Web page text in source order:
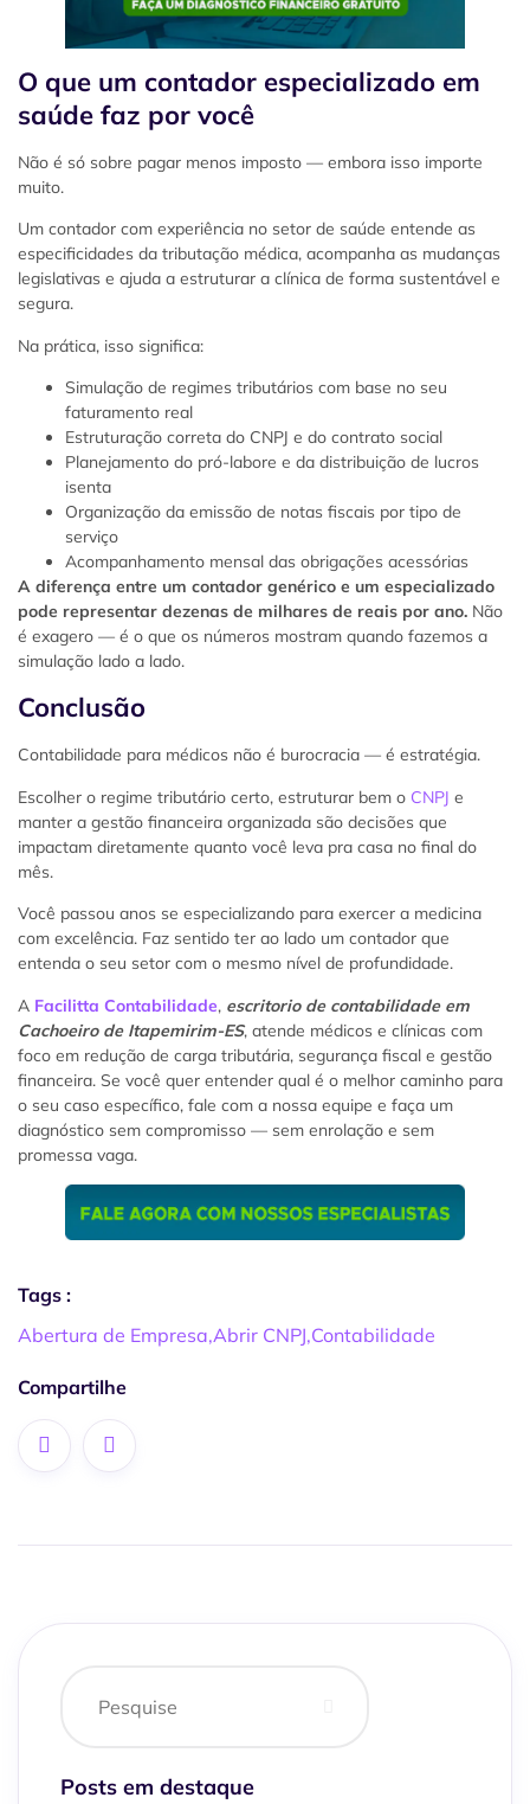
O que um contador especializado em
saúde faz por você
Não é só sobre pagar menos imposto — embora isso importe
muito.
Um contador com experiência no setor de saúde entende as
especificidades da tributação médica, acompanha as mudanças
legislativas e ajuda a estruturar a clínica de forma sustentável e
segura.
Na prática, isso significa:
Simulação de regimes tributários com base no seu
faturamento real
Estruturação correta do CNPJ e do contrato social
Planejamento do pró-labore e da distribuição de lucros
isenta
Organização da emissão de notas fiscais por tipo de
serviço
Acompanhamento mensal das obrigações acessórias
A diferença entre um contador genérico e um especializado
pode representar dezenas de milhares de reais por ano. Não
é exagero — é o que os números mostram quando fazemos a
simulação lado a lado.
Conclusão
Contabilidade para médicos não é burocracia — é estratégia.
Escolher o regime tributário certo, estruturar bem o CNPJ e
manter a gestão financeira organizada são decisões que
impactam diretamente quanto você leva pra casa no final do
mês.
Você passou anos se especializando para exercer a medicina
com excelência. Faz sentido ter ao lado um contador que
entenda o seu setor com o mesmo nível de profundidade.
A Facilitta Contabilidade, escritorio de contabilidade em
Cachoeiro de Itapemirim-ES, atende médicos e clínicas com
foco em redução de carga tributária, segurança fiscal e gestão
financeira. Se você quer entender qual é o melhor caminho para
o seu caso específico, fale com a nossa equipe e faça um
diagnóstico sem compromisso — sem enrolação e sem
promessa vaga.
Tags :
Abertura de Empresa,Abrir CNPJ,Contabilidade
Compartilhe
Posts em destaque